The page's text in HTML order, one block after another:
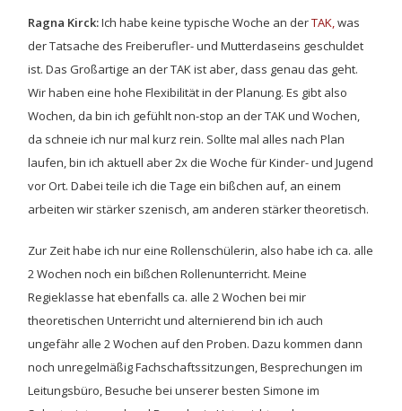
Ragna Kirck:Ich habe keine typische Woche an derTAK,was
der Tatsache des Freiberufler- und Mutterdaseins geschuldet
ist. Das Großartige an der TAK ist aber, dass genau das geht.
Wir haben eine hohe Flexibilität in der Planung. Es gibt also
Wochen, da bin ich gefühlt non-stop an der TAK und Wochen,
da schneie ich nur mal kurz rein. Sollte mal alles nach Plan
laufen, bin ich aktuell aber 2x die Woche für Kinder- und Jugend
vor Ort. Dabei teile ich die Tage ein bißchen auf, an einem
arbeiten wir stärker szenisch, am anderen stärker theoretisch.
Zur Zeit habe ich nur eine Rollenschülerin, also habe ich ca. alle
2 Wochen noch ein bißchen Rollenunterricht. Meine
Regieklasse hat ebenfalls ca. alle 2 Wochen bei mir
theoretischen Unterricht und alternierend bin ich auch
ungefähr alle 2 Wochen auf den Proben. Dazu kommen dann
noch unregelmäßig Fachschaftssitzungen, Besprechungen im
Leitungsbüro, Besuche bei unserer besten Simone im